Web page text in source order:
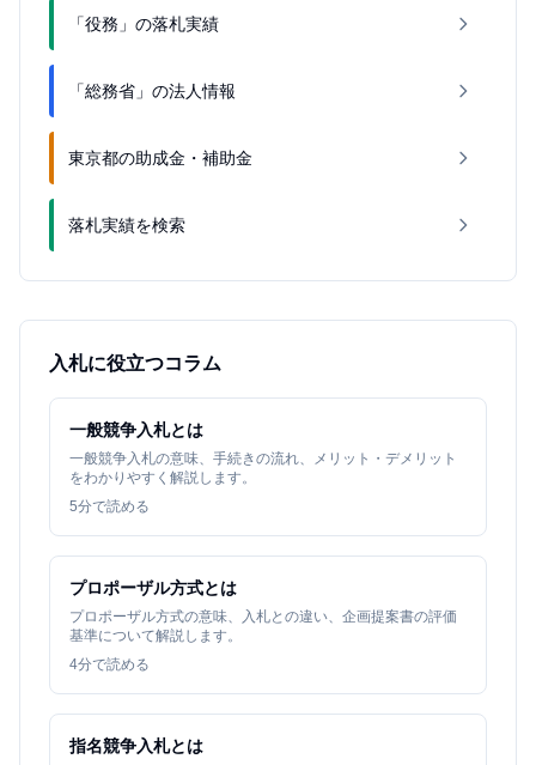
「役務」の落札実績
「総務省」の法人情報
東京都の助成金・補助金
落札実績を検索
入札に役立つコラム
一般競争入札とは
一般競争入札の意味、手続きの流れ、メリット・デメリット
をわかりやすく解説します。
5分で読める
プロポーザル方式とは
プロポーザル方式の意味、入札との違い、企画提案書の評価
基準について解説します。
4分で読める
指名競争入札とは